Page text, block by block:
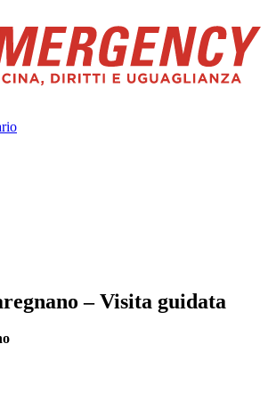
– Visita guidata